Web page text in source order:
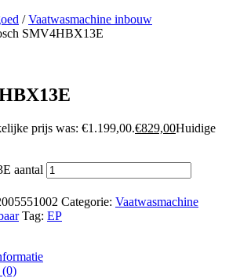
/Vaatwasmachine inbouw
SMV4HBX13E
prijs was: €1.199,00.€829,00Huidige
aantal
Categorie: Vaatwasmachine
Tag: EP
(0)